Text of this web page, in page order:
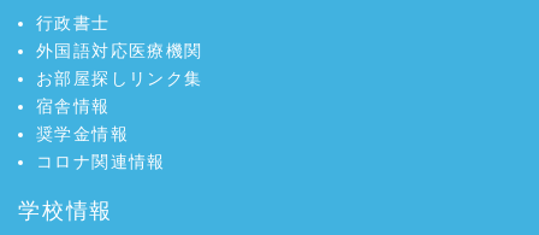
行政書士
外国語対応医療機関
お部屋探しリンク集
宿舎情報
奨学金情報
コロナ関連情報
学校情報